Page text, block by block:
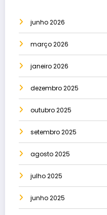
junho 2026
março 2026
janeiro 2026
dezembro 2025
outubro 2025
setembro 2025
agosto 2025
julho 2025
junho 2025